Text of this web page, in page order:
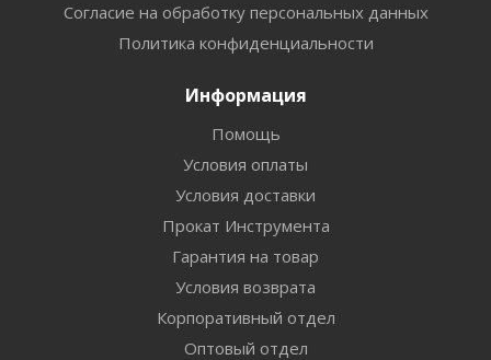
Согласие на обработку персональных данных
Политика конфиденциальности
Информация
Помощь
Условия оплаты
Условия доставки
Прокат Инструмента
Гарантия на товар
Условия возврата
Корпоративный отдел
Оптовый отдел